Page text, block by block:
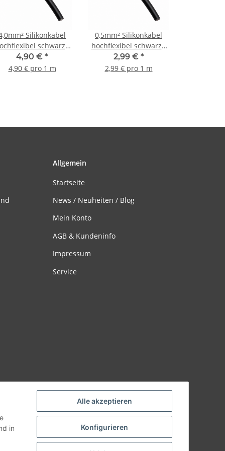
Alle akzeptieren
Konfigurieren
in
Silikonkabel
schwarz -
1m
4,90 € *
4,90 € pro 1 m
0,5mm² Silikonkabel
hochflexibel schwarz -
1m
2,99 € *
2,99 € pro 1 m
Allgemein
Startseite
News / Neuheiten / Blog
Mein Konto
AGB & Kundeninfo
Impressum
Service